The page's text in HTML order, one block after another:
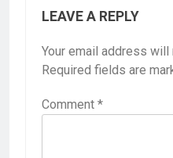
LEAVE A REPLY
Your email address will
Required fields are
Comment *